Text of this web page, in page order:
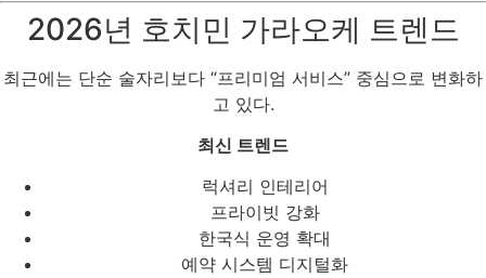
2026년 호치민 가라오케 트렌드
최근에는 단순 술자리보다 “프리미엄 서비스” 중심으로 변화하
고 있다.
최신 트렌드
럭셔리 인테리어
프라이빗 강화
한국식 운영 확대
예약 시스템 디지털화